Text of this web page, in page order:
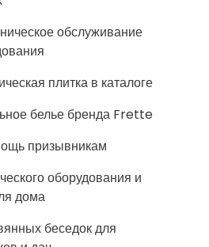
обслуживание
плитка в каталоге
белье бренда Frette
призывникам
оборудования и
дома
беседок для